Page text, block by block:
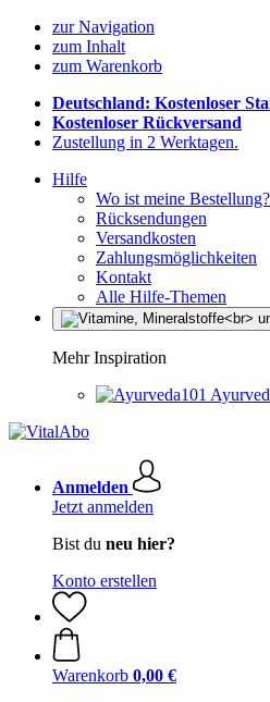
zur Navigation
zum Inhalt
zum Warenkorb
Deutschland: Kostenloser
Kostenloser Rückversand
Zustellung in 2 Werktagen.
Hilfe
Wo ist meine Bestellung?
Rücksendungen
Versandkosten
Zahlungsmöglichkeiten
Kontakt
Alle Hilfe-Themen
Mehr Inspiration
Anmelden
Jetzt anmelden
Bist du neu hier?
Konto erstellen
Warenkorb 0,00 €